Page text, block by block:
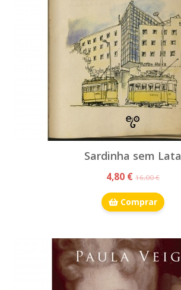
Sardinha sem Lata
4,80 € 16,00 €
Comprar